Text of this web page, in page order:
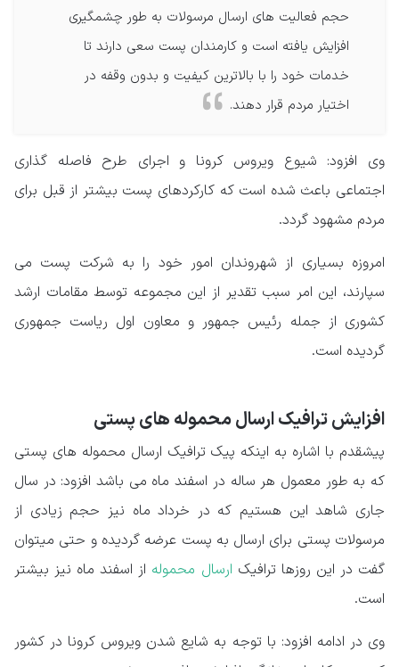
حجم فعالیت های ارسال مرسولات به طور چشمگیری
افزایش یافته است و کارمندان پست سعی دارند تا
خدمات خود را با بالاترین کیفیت و بدون وقفه در
اختیار مردم قرار دهند.
وی افزود: شیوع ویروس کرونا و اجرای طرح فاصله گذاری
اجتماعی باعث شده است که کارکردهای پست بیشتر از قبل برای
مردم مشهود گردد.
امروزه بسیاری از شهروندان امور خود را به شرکت پست می
سپارند، این امر سبب تقدیر از این مجموعه توسط مقامات ارشد
کشوری از جمله رئیس جمهور و معاون اول ریاست جمهوری
گردیده است.
افزایش ترافیک ارسال محموله های پستی
پیشقدم با اشاره به اینکه پیک ترافیک ارسال محموله های پستی
که به طور معمول هر ساله در اسفند ماه می باشد افزود: در سال
جاری شاهد این هستیم که در خرداد ماه نیز حجم زیادی از
مرسولات پستی برای ارسال به پست عرضه گردیده و حتی میتوان
گفت در این روزها ترافیک ارسال محموله از اسفند ماه نیز بیشتر
است.
وی در ادامه افزود: با توجه به شایع شدن ویروس کرونا در کشور